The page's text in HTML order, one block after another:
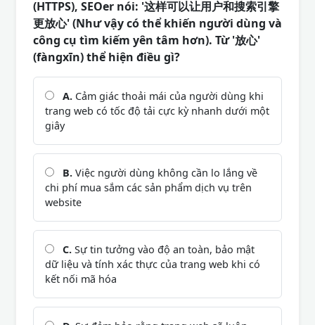
(HTTPS), SEOer nói: '这样可以让用户和搜索引擎
更放心' (Như vậy có thể khiến người dùng và
công cụ tìm kiếm yên tâm hơn). Từ '放心'
(fàngxīn) thể hiện điều gì?
A. Cảm giác thoải mái của người dùng khi
trang web có tốc độ tải cực kỳ nhanh dưới một
giây
B. Việc người dùng không cần lo lắng về
chi phí mua sắm các sản phẩm dịch vụ trên
website
C. Sự tin tưởng vào độ an toàn, bảo mật
dữ liệu và tính xác thực của trang web khi có
kết nối mã hóa